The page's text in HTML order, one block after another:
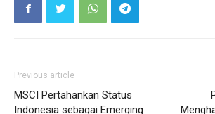
Previous article
MSCI Pertahankan Status
Indonesia sebagai Emerging